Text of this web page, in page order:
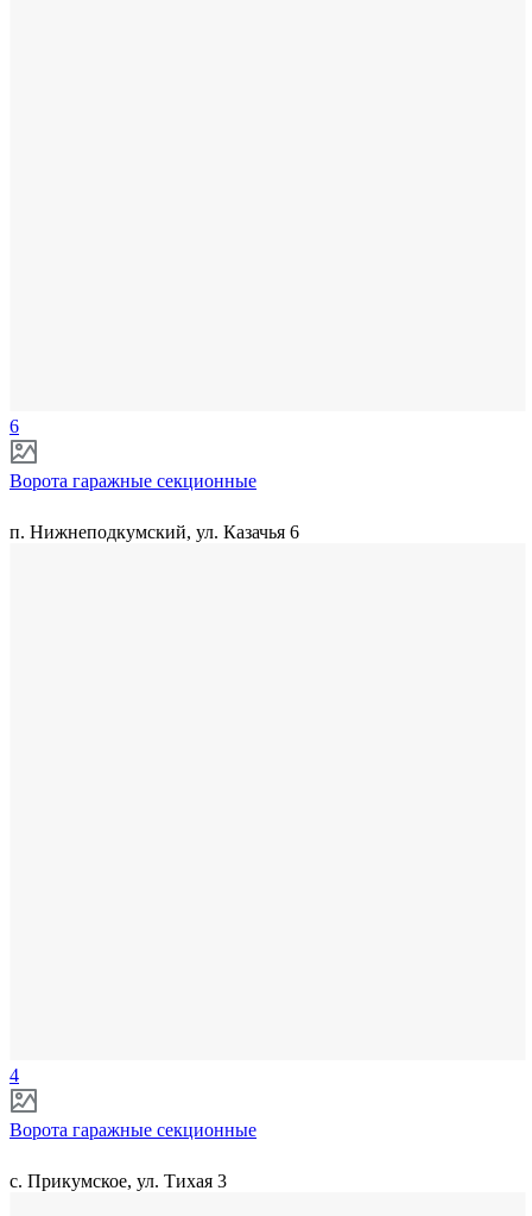
6
Ворота гаражные секционные
п. Нижнеподкумский, ул. Казачья 6
4
Ворота гаражные секционные
с. Прикумское, ул. Тихая 3